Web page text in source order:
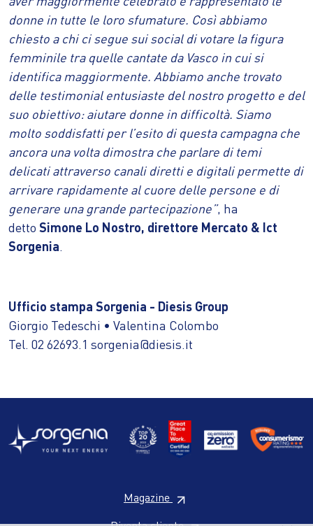
donne in tutte le loro sfumature. Così abbiamo
chiesto a chi ci segue sui social di votare la figura
femminile tra quelle cantate da Vasco in cui si
identifica maggiormente. Abbiamo anche trovato
delle testimonial entusiaste del nostro progetto e del
suo obiettivo: aiutare donne in difficoltà. Siamo
molto soddisfatti per l’esito di questa campagna che
ancora una volta dimostra che parlare di temi
delicati attraverso canali diretti e digitali permette di
arrivare rapidamente al cuore delle persone e di
generare una grande partecipazione”, ha
detto Simone Lo Nostro, direttore Mercato & Ict
Sorgenia.
Ufficio stampa Sorgenia - Diesis Group
Giorgio Tedeschi • Valentina Colombo
Tel. 02 62693.1 sorgenia@diesis.it
Magazine